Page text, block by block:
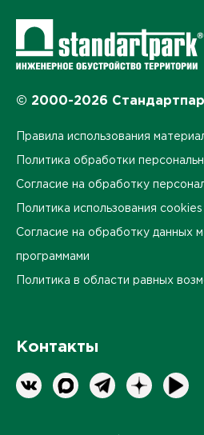
© 2000-2026
Правила использования
Политика обработки
Согласие на обработку
Политика использования cookies
Согласие на обработку данных
программами
Политика в области равных
Контакты